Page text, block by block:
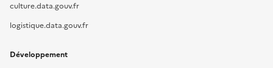
culture.data.gouv.fr
logistique.data.gouv.fr
Développement